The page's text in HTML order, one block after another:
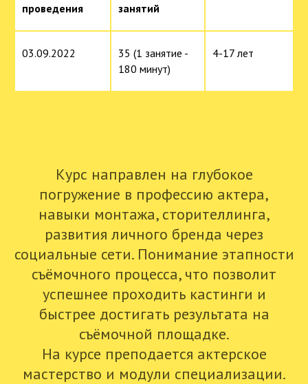
проведения
занятий
03.09.2022
35 (1 занятие -
180 минут)
4-17 лет
Курс направлен на глубокое
погружение в профессию актера,
навыки монтажа, сторителлинга,
развития личного бренда через
социальные сети. Понимание этапности
съёмочного процесса, что позволит
успешнее проходить кастинги и
быстрее достигать результата на
съёмочной площадке.
На курсе преподается актерское
мастерство и модули специализации.